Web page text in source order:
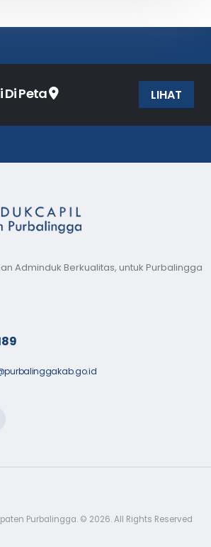
Peta LIHAT
Adminduk Berkualitas, untuk Purbalingga
Purbalingga. © 2026. All Rights Reserved